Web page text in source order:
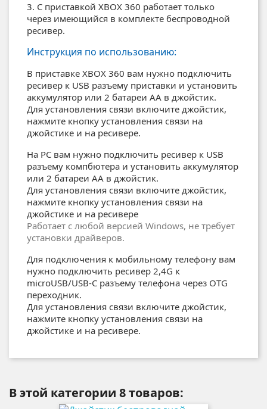
3. С приставкой XBOX 360 работает только
через имеющийся в комплекте беспроводной
ресивер.
Инструкция по использованию:
В приставке XBOX 360 вам нужно подключить
ресивер к USB разъему приставки и установить
аккумулятор или 2 батареи AA в джойстик.
Для установления связи включите джойстик,
нажмите кнопку установления связи на
джойстике и на ресивере.
На PC вам нужно подключить ресивер к USB
разъему компбютера и установить аккумулятор
или 2 батареи AA в джойстик.
Для установления связи включите джойстик,
нажмите кнопку установления связи на
джойстике и на ресивере
Работает с любой версией Windows, не требует
установки драйверов.
Для подключения к мобильному телефону вам
нужно подключить ресивер 2,4G к
microUSB/USB-C разъему телефона через OTG
переходник.
Для установления связи включите джойстик,
нажмите кнопку установления связи на
джойстике и на ресивере.
В этой категории 8 товаров: